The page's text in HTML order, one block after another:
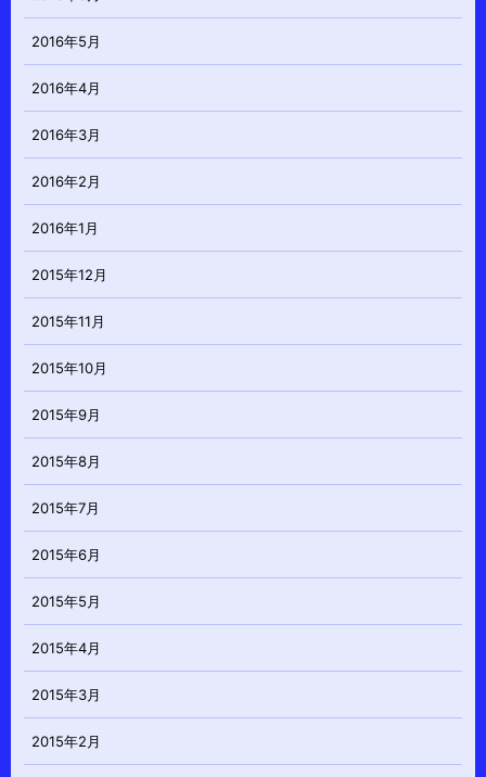
2016年5月
2016年4月
2016年3月
2016年2月
2016年1月
2015年12月
2015年11月
2015年10月
2015年9月
2015年8月
2015年7月
2015年6月
2015年5月
2015年4月
2015年3月
2015年2月